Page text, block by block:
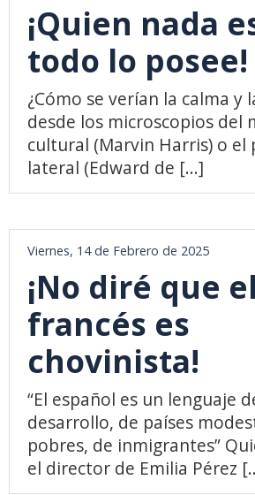
¡Quien nada
todo lo posee!
¿Cómo se verían la calma y
desde los microscopios del
cultural (Marvin Harris) o el
lateral (Edward de [...]
Viernes, 14 de Febrero de 2025
¡No diré que el
francés es
chovinista!
“El español es un lenguaje
desarrollo, de países
pobres, de inmigrantes”
el director de Emilia Pérez